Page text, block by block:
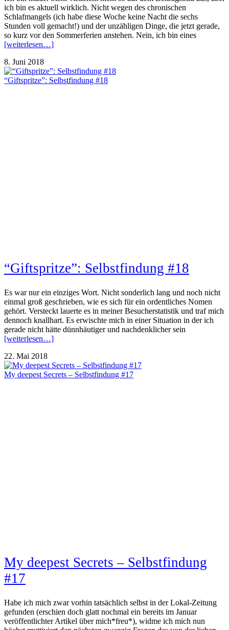
ich bin es aktuell wirklich. Nicht wegen des chronischen
Schlafmangels (ich habe diese Woche keine Nacht die sechs
Stunden voll gemacht!) und der unzähligen Dinge, die jetzt gerade,
so kurz vor den Sommerferien anstehen. Nein, ich bin eines
[weiterlesen…]
8. Juni 2018
“Giftspritze”: Selbstfindung #18
“Giftspritze”: Selbstfindung #18
Es war nur ein einziges Wort. Nicht sonderlich lang und noch nicht
einmal groß geschrieben, wie es sich für ein ordentliches Nomen
gehört. Versteckt lauerte es in meiner Besucherstatistik und traf mich
dennoch knallhart. Es erwischte mich in einer Situation in der ich
gerade nicht hätte dünnhäutiger und nachdenklicher sein
[weiterlesen…]
22. Mai 2018
My deepest Secrets – Selbstfindung #17
My deepest Secrets – Selbstfindung
#17
Habe ich mich zwar vorhin tatsächlich selbst in der Lokal-Zeitung
gefunden (erschien doch glatt nochmal ein bereits im Januar
veröffentlichter Artikel über mich*freu*), widme ich mich nun